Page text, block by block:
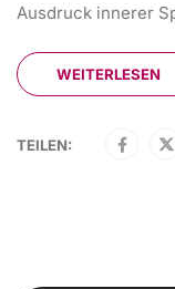
Ausdruck innerer
WEITERLESEN
TEILEN: